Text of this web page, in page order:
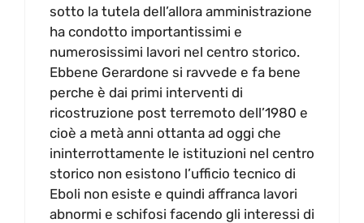
sotto la tutela dell’allora amministrazione
ha condotto importantissimi e
numerosissimi lavori nel centro storico.
Ebbene Gerardone si ravvede e fa bene
perche è dai primi interventi di
ricostruzione post terremoto dell’1980 e
cioè a metà anni ottanta ad oggi che
ininterrottamente le istituzioni nel centro
storico non esistono l’ufficio tecnico di
Eboli non esiste e quindi affranca lavori
abnormi e schifosi facendo gli interessi di